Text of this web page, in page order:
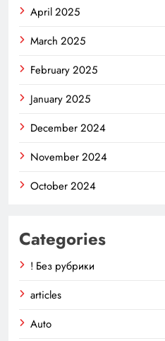
April 2025
March 2025
February 2025
January 2025
December 2024
November 2024
October 2024
Categories
! Без рубрики
articles
Auto